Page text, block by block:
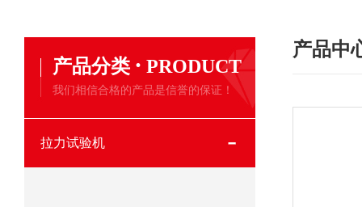
产品分类 · PRODUCT
我们相信合格的产品是信誉的保证！
拉力试验机
产品中